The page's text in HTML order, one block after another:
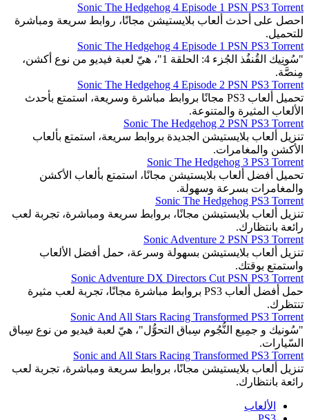
Sonic The Hedgehog 4 Episode 1 PSN PS3 Torrent
احصل على أحدث ألعاب بلايستيشن مجانًا، روابط سريعة ومباشرة
للتحميل.
Sonic The Hedgehog 4 Episode 1 PSN PS3 Torrent
"سُونِيك القُنفُذ الجُزء 4: الحلقة 1"، هيّ لعبة فيديو من نوع أكشن،
مِنصَّة.
Sonic The Hedgehog 4 Episode 2 PSN PS3 Torrent
تحميل ألعاب PS3 مجانًا بروابط مباشرة وسريعة، استمتع بأحدث
الألعاب المثيرة والمتنوعة.
Sonic The Hedgehog 2 PSN PS3 Torrent
تنزيل ألعاب بلايستيشن الجديدة بروابط سريعة، استمتع بألعاب
الأكشن والمغامرات.
Sonic The Hedgehog 3 PS3 Torrent
تحميل أفضل ألعاب بلايستيشن مجانًا، استمتع بألعاب الأكشن
والمغامرات بسرعة وسهولة.
Sonic The Hedgehog PS3 Torrent
تنزيل ألعاب بلايستيشن مجانًا، بروابط سريعة ومباشرة، تجربة لعب
رائعة بانتظارك.
Sonic Adventure 2 PSN PS3 Torrent
تنزيل ألعاب بلايستيشن بسهولة وسرعة، حمل أفضل الألعاب
واستمتع بوقتك.
Sonic Adventure DX Directors Cut PSN PS3 Torrent
حمل أفضل ألعاب PS3 بروابط مباشرة مجانًا، تجربة لعب مثيرة
تنتظرك.
Sonic And All Stars Racing Transformed PS3 Torrent
"سُونيك و جمِيع النُّجُوم سِباق التحوُّل"، هيّ لعبة فيديو من نوع سِباق
السّيارات.
Sonic and All Stars Racing Transformed PS3 Torrent
تنزيل ألعاب بلايستيشن مجانًا، بروابط سريعة ومباشرة، تجربة لعب
رائعة بانتظارك.
الألعاب